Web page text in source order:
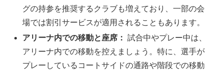
グの持参を推奨するクラブも増えており、一部の会
場では割引サービスが適用されることもあります。
アリーナ内での移動と座席： 試合中やプレー中は、
アリーナ内での移動を控えましょう。特に、選手が
プレーしているコートサイドの通路や階段での移動